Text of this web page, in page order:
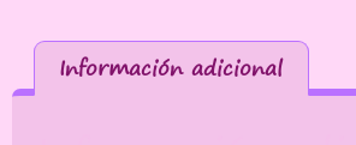
Información adicional